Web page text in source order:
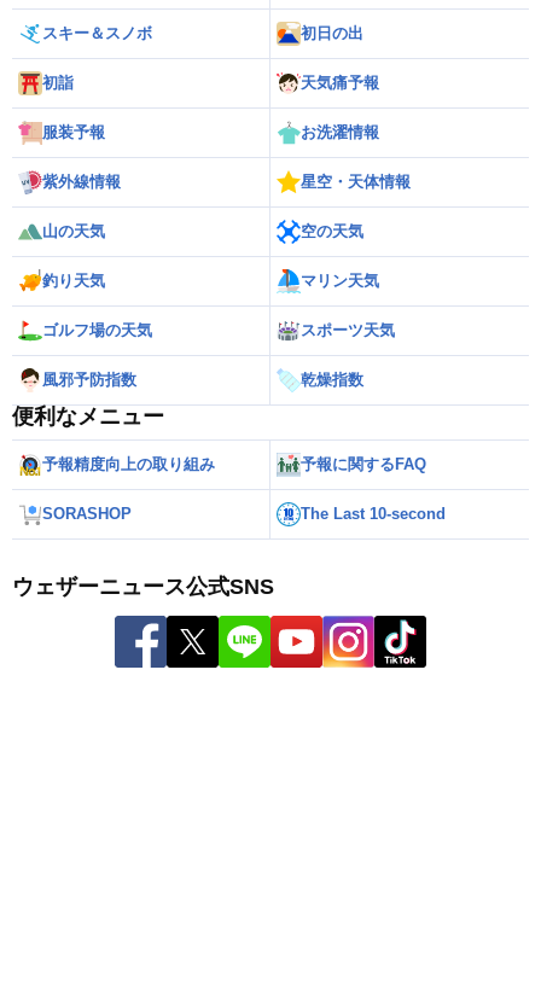
スキー＆スノボ 初日の出
初詣 天気痛予報
服装予報 お洗濯情報
紫外線情報 星空・天体情報
山の天気 空の天気
釣り天気 マリン天気
ゴルフ場の天気 スポーツ天気
風邪予防指数 乾燥指数
便利なメニュー
予報精度向上の取り組み 予報に関するFAQ
SORASHOP The Last 10-second
ウェザーニュース公式SNS